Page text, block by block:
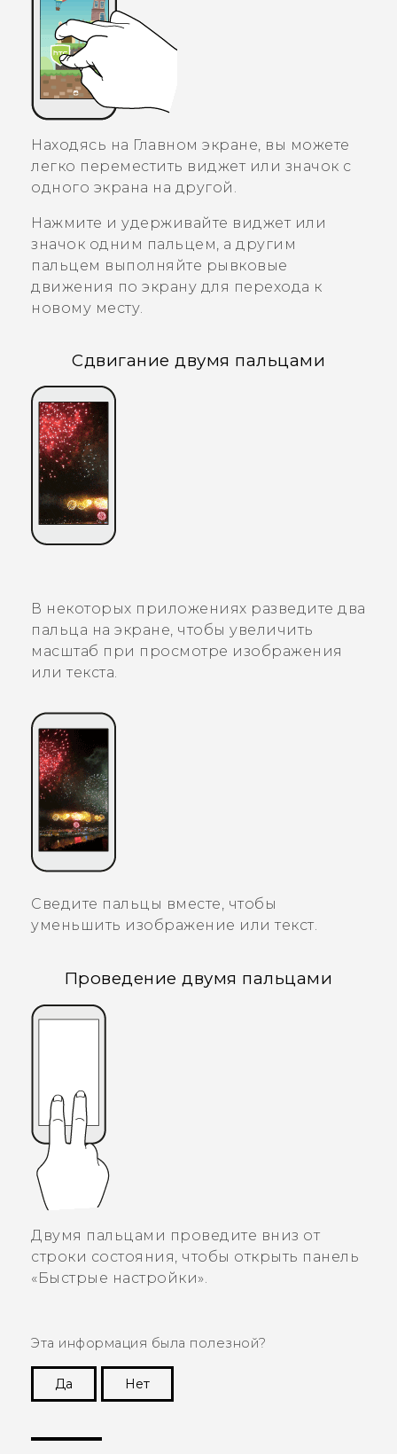
Находясь на Главном экране, вы можете
легко переместить виджет или значок с
одного экрана на другой.
Нажмите и удерживайте виджет или
значок одним пальцем, а другим
пальцем выполняйте рывковые
движения по экрану для перехода к
новому месту.
Сдвигание двумя пальцами
В некоторых приложениях разведите два
пальца на экране, чтобы увеличить
масштаб при просмотре изображения
или текста.
Сведите пальцы вместе, чтобы
уменьшить изображение или текст.
Проведение двумя пальцами
Двумя пальцами проведите вниз от
строки состояния, чтобы открыть панель
«Быстрые настройки».
Эта информация была полезной?
Да
Нет